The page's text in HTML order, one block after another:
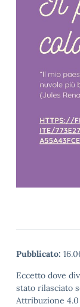
Pubblicato:
Eccetto dove
stato rilasciato
Attribuzione